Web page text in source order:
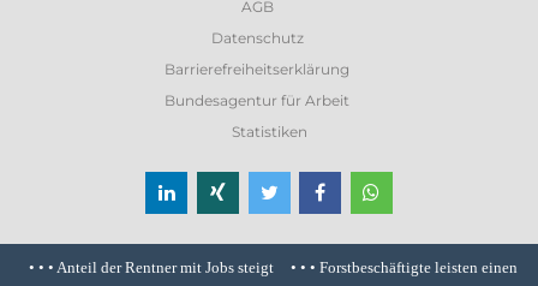
AGB
Datenschutz
Barrierefreiheitserklärung
Bundesagentur für Arbeit
Statistiken
Anteil der Rentner mit Jobs steigt • • • Forstbeschäftigte leisten einen